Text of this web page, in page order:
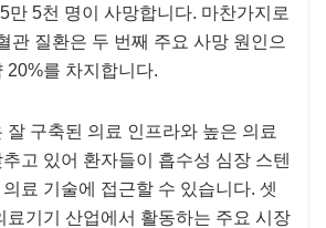
만 5천 명이 사망합니다. 마찬가지로
관 질환은 두 번째 주요 사망 원인으
20%를 차지합니다.
잘 구축된 의료 인프라와 높은 의료
고 있어 환자들이 흡수성 심장 스텐
료 기술에 접근할 수 있습니다. 셋
료기기 산업에서 활동하는 주요 시장